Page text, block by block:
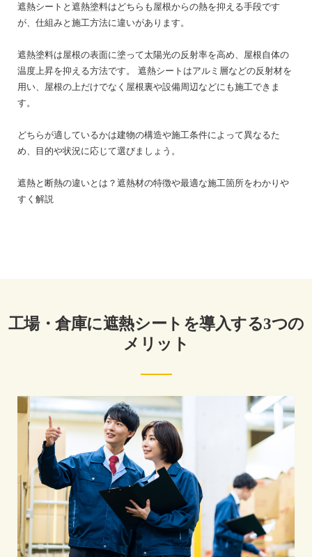
遮熱シートと遮熱塗料はどちらも屋根からの熱を抑える手段です
が、仕組みと施工方法に違いがあります。
遮熱塗料は屋根の表面に塗って太陽光の反射率を高め、屋根自体の
温度上昇を抑える方法です。
遮熱シートはアルミ層などの反射材を
用い、屋根の上だけでなく屋根裏や設備周辺などにも施工できま
す。
どちらが適しているかは建物の構造や施工条件によって異なるた
め、目的や状況に応じて選びましょう。
遮熱と断熱の違いとは？遮熱材の特徴や最適な施工箇所をわかりや
すく解説
工場・倉庫に遮熱シートを導入する3つの
メリット